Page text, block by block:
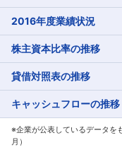
2016年度業績状況
株主資本比率の推移
貸借対照表の推移
キャッシュフローの推移
※企業が公表しているデータを
月）